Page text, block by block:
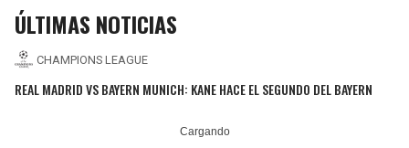
ÚLTIMAS NOTICIAS
CHAMPIONS LEAGUE
REAL MADRID VS BAYERN MUNICH: KANE HACE EL SEGUNDO DEL BAYERN